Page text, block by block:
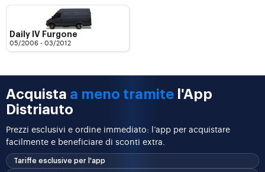
Daily IV Furgone
05/2006 - 03/2012
Acquista a meno tramite l'App
Distriauto
Prezzi esclusivi e ordine immediato: l’app per acquistare
facilmente e beneficiare di sconti extra.
Tariffe esclusive per l'app